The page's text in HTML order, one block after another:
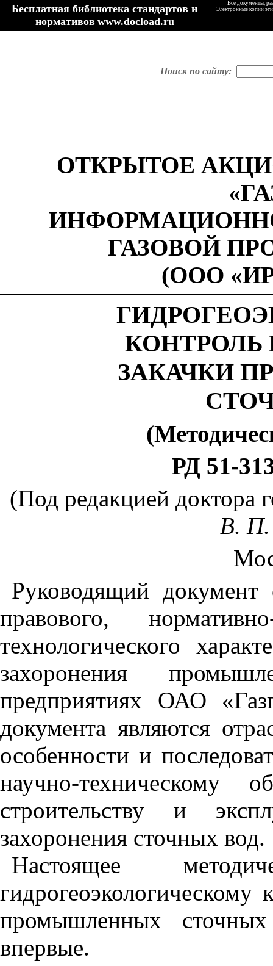
Бесплатная библиотека стандартов и
нормативов www.docload.ru
Все документы,
Электронные копии
Поиск по сайту:
ОТКРЫТОЕ
ГАЗОВОЙ
(ООО
КОНТРОЛЬ
ЗАКАЧКИ
РД 51-
(Под редакцией доктора
В. П.
Руководящий
правового,
технологического
захоронения
предприятиях ОАО
документа являются
особенности и
научно-техническому
строительству и
захоронения сточных вод.
Настоящее
промышленных
впервые.